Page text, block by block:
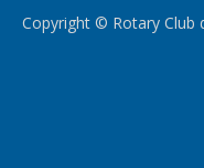
Copyright © Rotary Club